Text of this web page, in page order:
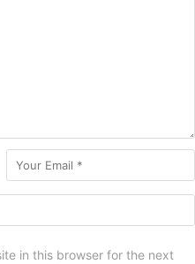
in this browser for the next